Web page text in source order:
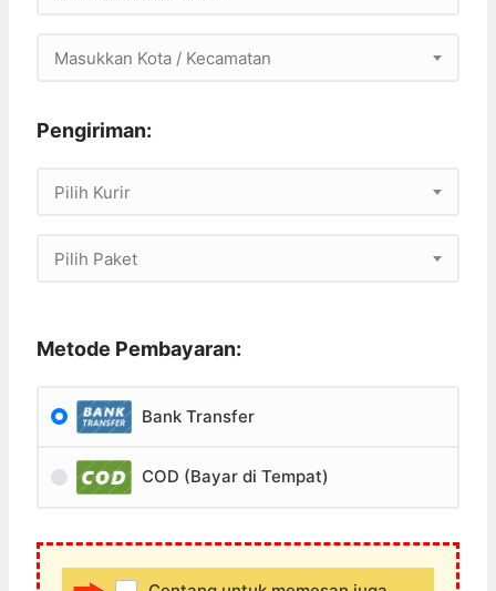
Masukkan Kota / Kecamatan
Pengiriman:
Pilih Kurir
Pilih Paket
Metode Pembayaran:
Bank Transfer
COD (Bayar di Tempat)